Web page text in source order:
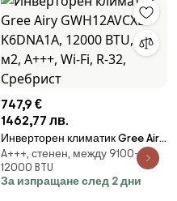
747,9 €
1462,77 лв.
Инверторен климатик Gree Airy
GWH12AVCXD-K6DNA1A, 12000
BTU, 24 м2, A+++, Wi-Fi, R-32,
Сребрист
A+++, стенен, между 9100-
12000 BTU
За изпращане след 2 дни